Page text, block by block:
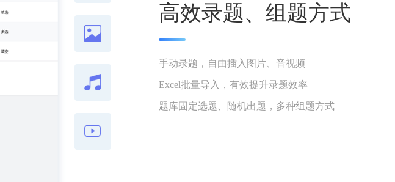
高效录题、组题方式
手动录题，自由插入图片、音视频
Excel批量导入，有效提升录题效率
题库固定选题、随机出题，多种组题方式